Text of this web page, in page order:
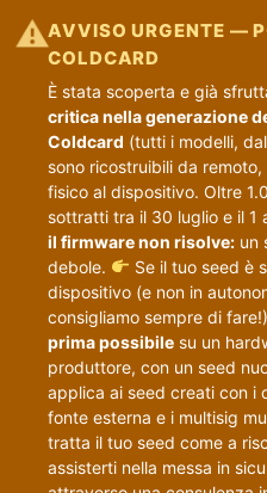
⚠AVVISO URGENTE —
COLDCARD
È stata scoperta e già
critica nella generazione
Coldcard (tutti i modelli,
sono ricostruibili da
fisico al dispositivo. Oltre
sottratti tra il 30 luglio e il 1
il firmware non risolve: un
debole.
Se il tuo seed è
dispositivo (e non in
consigliamo sempre di
prima possibile su un
produttore, con un seed
applica ai seed creati con i
fonte esterna e i multisig
tratta il tuo seed come a
assisterti nella messa in